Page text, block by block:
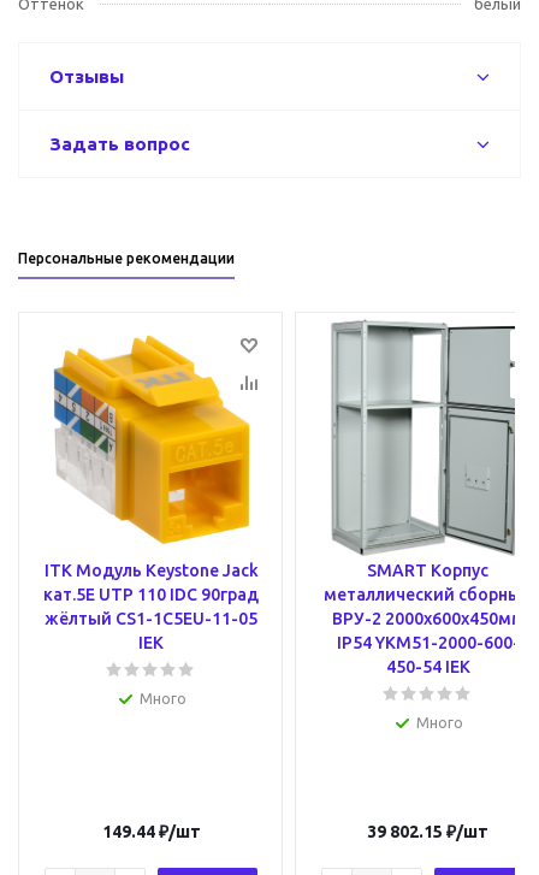
Оттенок
белый
Отзывы
Задать вопрос
Персональные рекомендации
ITK Модуль Keystone Jack
кат.5E UTP 110 IDC 90град
жёлтый CS1-1C5EU-11-05
IEK
Много
149.44₽/шт
SMART Корпус
металлический сборный
ВРУ-2 2000х600х450мм
IP54 YKM51-2000-600-
450-54 IEK
Много
39 802.15 ₽/шт